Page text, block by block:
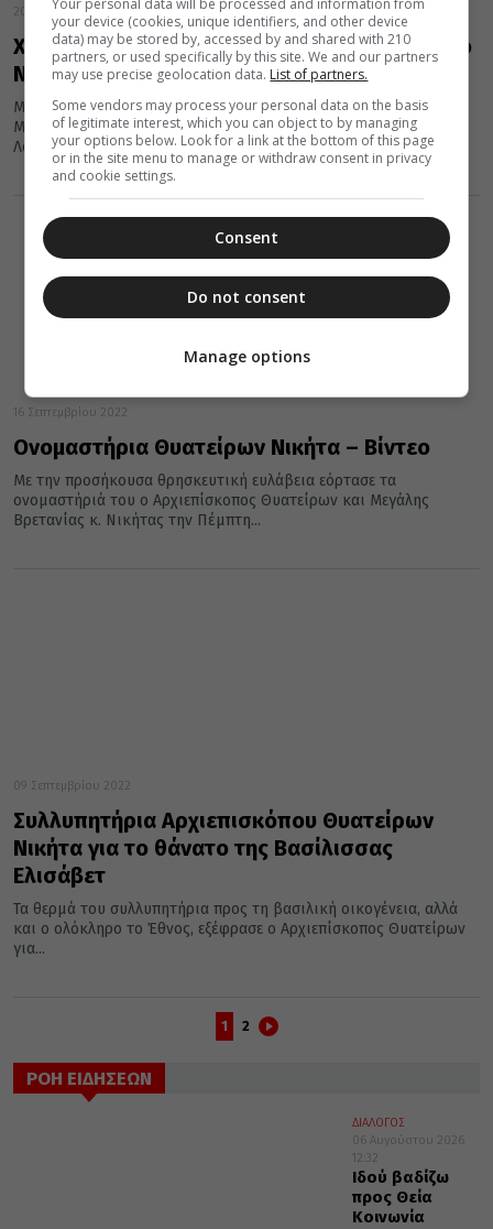
20 Δεκεμβρίου 2022
Χριστουγεννιάτικη συναυλία στον Καθεδρικό
Ναό της του Θεού Σοφίας Λονδίνου
Με μεγάλη επιτυχία πραγματοποιήθηκε Χριστουγεννιάτικη
Μουσική Εκδήλωση στον Καθεδρικό Ι. Ναό της του Θεού Σοφίας
Λονδίνου, την Κυριακή το...
16 Σεπτεμβρίου 2022
Ονομαστήρια Θυατείρων Νικήτα – Βίντεο
Με την προσήκουσα θρησκευτική ευλάβεια εόρτασε τα
ονομαστήριά του ο Αρχιεπίσκοπος Θυατείρων και Μεγάλης
Βρετανίας κ. Νικήτας την Πέμπτη...
09 Σεπτεμβρίου 2022
Συλλυπητήρια Αρχιεπισκόπου Θυατείρων
Νικήτα για το θάνατο της Βασίλισσας
Ελισάβετ
Τα θερμά του συλλυπητήρια προς τη βασιλική οικογένεια, αλλά
και ο ολόκληρο το Έθνος, εξέφρασε ο Αρχιεπίσκοπος Θυατείρων
για...
1 2
ΡΟΗ ΕΙΔΗΣΕΩΝ
ΔΙΑΛΟΓΟΣ
06 Αυγούστου 2026
12:32
Ιδού βαδίζω
προς Θεία
Κοινωνία
your device (cookies, unique identifiers, and other device
data) may be stored by, accessed by and shared with 210
partners, or used specifically by this site. We and our partners
may use precise geolocation data. List of partners.
Some vendors may process your personal data on the basis
of legitimate interest, which you can object to by managing
your options below. Look for a link at the bottom of this page
or in the site menu to manage or withdraw consent in privacy
and cookie settings.
Consent
Do not consent
Manage options